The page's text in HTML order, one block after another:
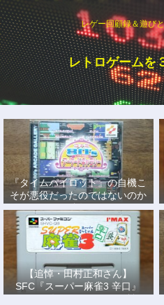
レゲー回顧録＆遊び
レトロゲームを
『タイムパイロット』の自機こ
そが悪役だったのではないのか
説
【追悼・田村正和さん】
SFC『スーパー麻雀3 辛口』
で、あの名優になりきって戦っ